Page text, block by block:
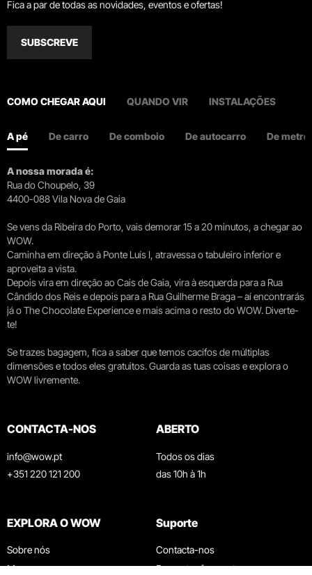
Fica a par de todas as novidades, eventos e ofertas!
SUBSCREVE
COMO CHEGAR AQUI QUANDO VIR INSTALAÇÕES
A pé De carro De comboio De autocarro De metro
A nossa morada é:
Rua do Choupelo, 39
4400-088 Vila Nova de Gaia
Se vens da Ribeira do Porto, vais demorar 15 a 20 minutos, a chegar ao
WOW.
Caminha em direção à Ponte Luís I, atravessa o tabuleiro inferior e
aproveita a vista.
Depois vira em direção ao Cais de Gaia, vira à esquerda para a Rua
Cândido dos Reis e depois para a Rua Guilherme Braga – aí encontrarás
já o The Chocolate Experience e mais acima o resto do WOW. Diverte-
te!
Se trazes bagagem, fica a saber que temos cacifos de múltiplas
dimensões e todos eles gratuitos. Guarda as tuas coisas e explora o
WOW livremente.
CONTACTA-NOS
info@wow.pt
+351 220 121 200
ABERTO
Todos os dias
das 10h à 1h
EXPLORA O WOW
Sobre nós
Museus
Suporte
Contacta-nos
Perguntas frequentes